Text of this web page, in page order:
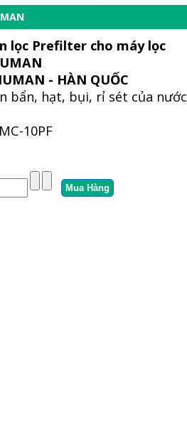
lọc Prefilter cho máy lọc
- HÀN QUỐC
bẩn, hạt, bụi, rỉ sét của nước
10PF